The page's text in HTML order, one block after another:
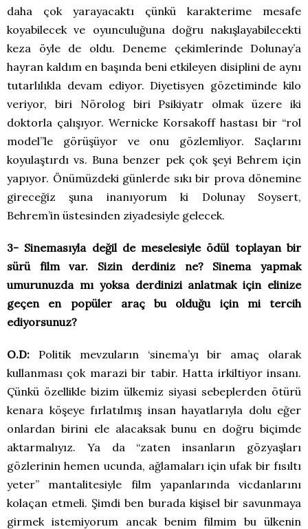
daha çok yarayacaktı çünkü karakterime mesafe
koyabilecek ve oyunculuğuna doğru nakışlayabilecekti
keza öyle de oldu. Deneme çekimlerinde Dolunay’a
hayran kaldım en başında beni etkileyen disiplini de aynı
tutarlılıkla devam ediyor. Diyetisyen gözetiminde kilo
veriyor, biri Nörolog biri Psikiyatr olmak üzere iki
doktorla çalışıyor. Wernicke Korsakoff hastası bir “rol
model”le görüşüyor ve onu gözlemliyor. Saçlarını
koyulaştırdı vs. Buna benzer pek çok şeyi Behrem için
yapıyor. Önümüzdeki günlerde sıkı bir prova dönemine
gireceğiz şuna inanıyorum ki Dolunay Soysert,
Behrem’in üstesinden ziyadesiyle gelecek.
3- Sinemasıyla değil de meselesiyle ödül toplayan bir
sürü film var. Sizin derdiniz ne? Sinema yapmak
umurunuzda mı yoksa derdinizi anlatmak için elinize
geçen en popüler araç bu olduğu için mi tercih
ediyorsunuz?
O.D: Politik mevzuların ‘sinema’yı bir amaç olarak
kullanması çok marazi bir tabir. Hatta irkiltiyor insanı.
Çünkü özellikle bizim ülkemiz siyasi sebeplerden ötürü
kenara köşeye fırlatılmış insan hayatlarıyla dolu eğer
onlardan birini ele alacaksak bunu en doğru biçimde
aktarmalıyız. Ya da “zaten insanların gözyaşları
gözlerinin hemen ucunda, ağlamaları için ufak bir fısıltı
yeter” mantalitesiyle film yapanlarında vicdanlarını
kolaçan etmeli. Şimdi ben burada kişisel bir savunmaya
girmek istemiyorum ancak benim filmim bu ülkenin